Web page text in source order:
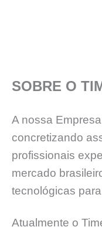
SOBRE O
A nossa
concretizando
profissionais
mercado
tecnológicas
Atualmente o